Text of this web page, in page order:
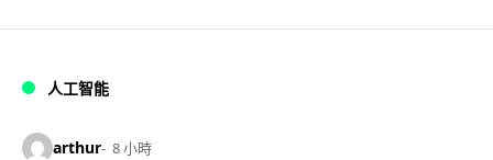
人工智能
arthur 8 小時